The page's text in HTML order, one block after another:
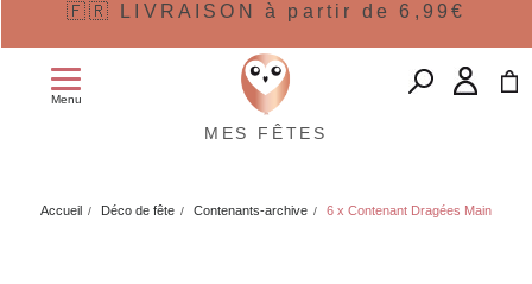
🇫🇷 LIVRAISON à partir de 6,99€
Menu
MES FÊTES
Accueil Déco de fête Contenants-archive 6 x Contenant Dragées Main